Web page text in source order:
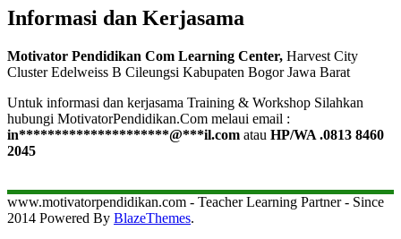
Informasi dan Kerjasama
Motivator Pendidikan Com Learning Center, Harvest City
Cluster Edelweiss B Cileungsi Kabupaten Bogor Jawa Barat
Untuk informasi dan kerjasama Training & Workshop Silahkan
hubungi MotivatorPendidikan.Com melaui email :
in*********************@***il.com atau HP/WA .0813 8460
2045
www.motivatorpendidikan.com - Teacher Learning Partner - Since
2014 Powered By BlazeThemes.